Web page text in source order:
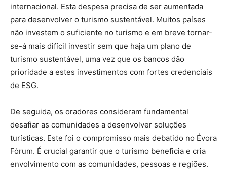
internacional. Esta despesa precisa de ser aumentada
para desenvolver o turismo sustentável. Muitos países
não investem o suficiente no turismo e em breve tornar-
se-á mais difícil investir sem que haja um plano de
turismo sustentável, uma vez que os bancos dão
prioridade a estes investimentos com fortes credenciais
de ESG.
De seguida, os oradores consideram fundamental
desafiar as comunidades a desenvolver soluções
turísticas. Este foi o compromisso mais debatido no Évora
Fórum. É crucial garantir que o turismo beneficia e cria
envolvimento com as comunidades, pessoas e regiões.